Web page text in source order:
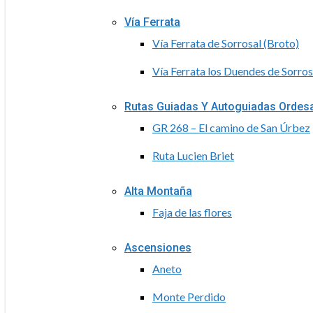
Vía Ferrata
Vía Ferrata de Sorrosal (Broto)
Vía Ferrata los Duendes de
Rutas Guiadas Y Autoguiadas
GR 268 – El camino de San Úrbez
Ruta Lucien Briet
Alta Montaña
Faja de las flores
Ascensiones
Aneto
Monte Perdido